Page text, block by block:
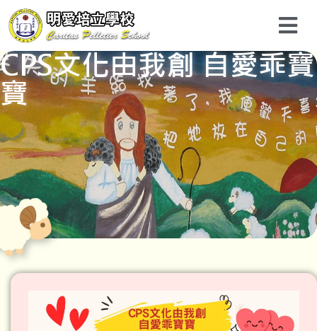
CPS文化由我創 自愛乖寶
寶